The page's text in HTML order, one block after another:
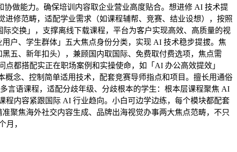
做能力。确保培训内容取企业营业高度贴合。想进修 AI 技术提
修范畴，适配学业需求（如课程辅帮、竞赛、结业设想），按照
交换」，支撑离线下载课程，平台为客户实现高效、高质量的视
户、学生群体」五大焦点身份分类，实现 AI 技术稳步提拔。焦
五、新年扣头），兼顾国内取国际、免费取付费选项，焦点需
都搭配实正在职场案例和实操使命，如「AI 办公高效提效」
念、控制简单适用技术，配套竞赛导师指点和项目。擅长用通俗
言语课程，适配分歧年级、分歧根本的学生：根本层课程聚焦 AI
内容紧跟国际 AI 行业趋向。小白可边学边练，每个模块都配套
聚焦海外社交内容生成、品牌出海视觉办事两大焦点范畴，不只
月，